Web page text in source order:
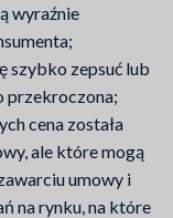
wyraźnie
szybko zepsuć lub
przekroczona;
cena została
ale które mogą
umowy i
na rynku, na które